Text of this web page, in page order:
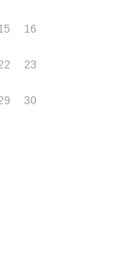
16
23
30